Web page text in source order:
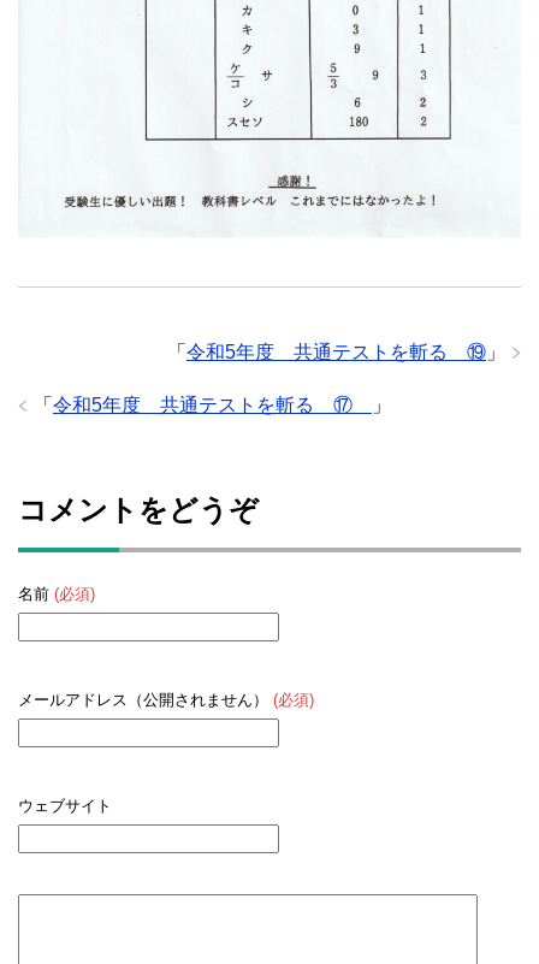
「 令和5年度 共通テストを斬る ⑲ 」
「 令和5年度 共通テストを斬る ⑰ 」
コメントをどうぞ
名前 (必須)
メールアドレス（公開されません） (必須)
ウェブサイト